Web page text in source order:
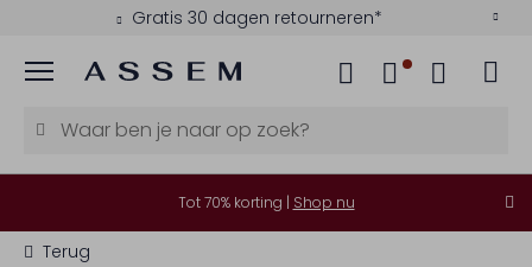
Gratis 30 dagen retourneren*
Menu
Tot 70% korting | Shop nu
Terug